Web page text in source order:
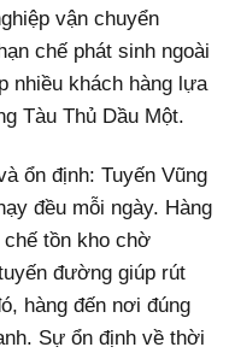
vận chuyển
chế phát sinh ngoài
nhiều khách hàng lựa
Tàu Thủ Dầu Một.
ổn định: Tuyến Vũng
đều mỗi ngày. Hàng
tồn kho chờ
đường giúp rút
hàng đến nơi đúng
Sự ổn định về thời